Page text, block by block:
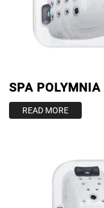
SPA
READ MORE